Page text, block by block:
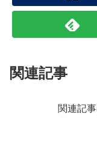
関連記事
関連記